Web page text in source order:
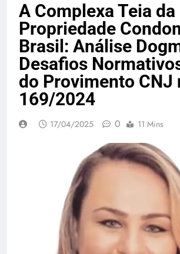
A Complexa Teia da
Propriedade
Brasil: Análise
Desafios
do Provimento CNJ
169/2024
17/04/2025 0 11 Mins